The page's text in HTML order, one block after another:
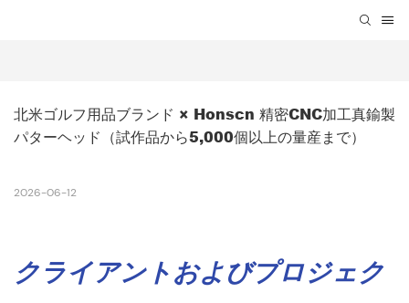
北米ゴルフ用品ブランド × Honscn 精密CNC加工真鍮製
パターヘッド（試作品から5,000個以上の量産まで）
2026-06-12
クライアントおよびプロジェク